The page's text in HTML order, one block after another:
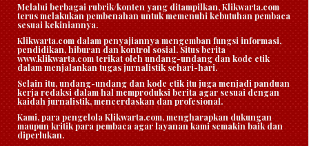
Melalui berbagai rubrik/konten yang ditampilkan, Klikwarta.com
terus melakukan pembenahan untuk memenuhi kebutuhan pembaca
sesuai kekiniannya.
Klikwarta.com dalam penyajiannya mengemban fungsi informasi,
pendidikan, hiburan dan kontrol sosial. Situs berita
www.klikwarta.com terikat oleh undang-undang dan kode etik
dalam menjalankan tugas jurnalistik sehari-hari.
Selain itu, undang-undang dan kode etik itu juga menjadi panduan
kerja redaksi dalam hal memproduksi berita agar sesuai dengan
kaidah jurnalistik, mencerdaskan dan profesional.
Kami, para pengelola Klikwarta.com, mengharapkan dukungan
maupun kritik para pembaca agar layanan kami semakin baik dan
diperlukan.